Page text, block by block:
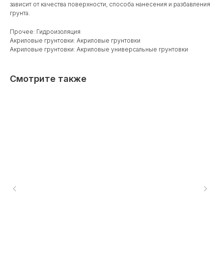
зависит от качества поверхности, способа нанесения и разбавления
грунта.
Прочее: Гидроизоляция
Акриловые грунтовки: Акриловые грунтовки
Акриловые грунтовки: Акриловые универсальные грунтовки
Смотрите также